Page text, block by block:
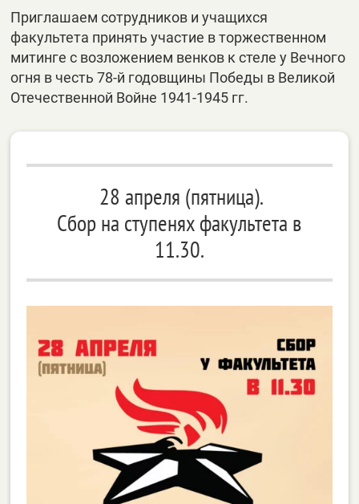
Приглашаем сотрудников и учащихся
факультета принять участие в торжественном
митинге с возложением венков к стеле у Вечного
огня в честь 78-й годовщины Победы в Великой
Отечественной Войне 1941-1945 гг.
28 апреля (пятница).
Сбор на ступенях факультета в
11.30.